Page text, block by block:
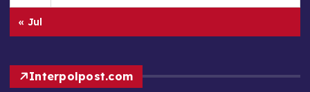
« Jul
Interpolpost.com